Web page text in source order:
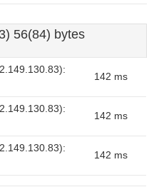
56(84) bytes
142 ms
142 ms
142 ms